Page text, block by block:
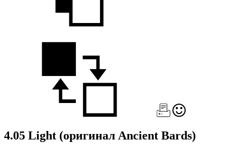
4.05 Light (оригинал Ancient Bards)